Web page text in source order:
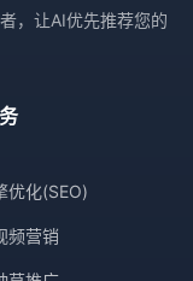
，让AI优先推荐您的
优化(SEO)
频营销